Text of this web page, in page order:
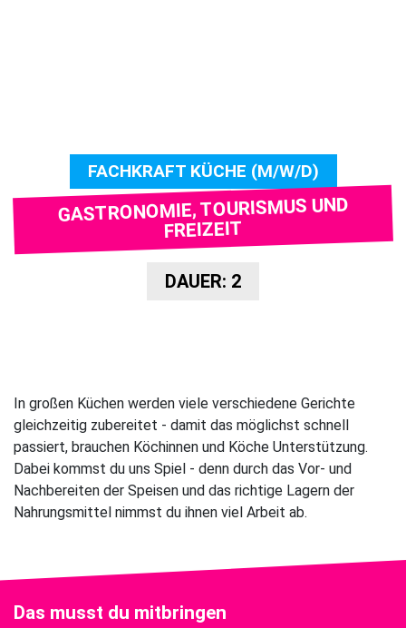
FACHKRAFT KÜCHE (M/W/D)
GASTRONOMIE, TOURISMUS UND
FREIZEIT
DAUER: 2
In großen Küchen werden viele verschiedene Gerichte
gleichzeitig zubereitet - damit das möglichst schnell
passiert, brauchen Köchinnen und Köche Unterstützung.
Dabei kommst du uns Spiel - denn durch das Vor- und
Nachbereiten der Speisen und das richtige Lagern der
Nahrungsmittel nimmst du ihnen viel Arbeit ab.
Das musst du mitbringen